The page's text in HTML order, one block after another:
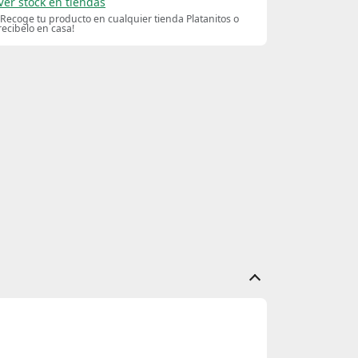
tu producto en cualquier tienda Platanitos o
en casa!